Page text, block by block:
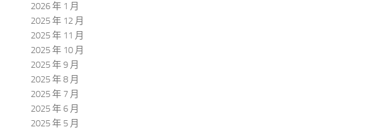
2026 年 1 月
2025 年 12 月
2025 年 11 月
2025 年 10 月
2025 年 9 月
2025 年 8 月
2025 年 7 月
2025 年 6 月
2025 年 5 月